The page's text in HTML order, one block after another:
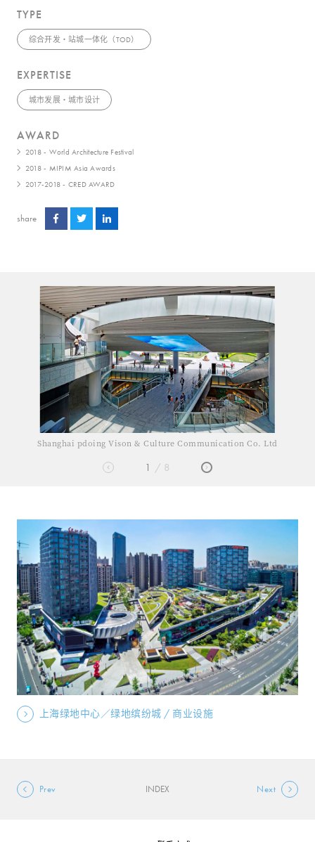
TYPE
综合开发・站城一体化（TOD）
EXPERTISE
城市发展・城市设计
AWARD
2018 - World Architecture Festival
2018 - MIPIM Asia Awards
2017-2018 - CRED AWARD
share
Co. Ltd Shanghai pdoing Vison & Culture
1 8
上海绿地中心／绿地缤纷城 / 商业设施
Prev INDEX Next